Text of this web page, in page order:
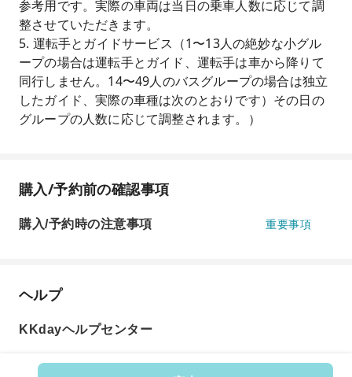
参考用です。実際の車両は当日の乗車人数に応じて調
整させていただきます。
5. 運転手とガイドサービス（1〜13人の絶妙な小グル
ープの場合は運転手とガイド、運転手は車から降りて
同行しません。14〜49人のバスグループの場合は独立
したガイド、実際の車種は次のとおりです）その日の
グループの人数に応じて調整されます。）
購入/予約前の確認事項
購入/予約時の注意事項 重要事項
ヘルプ
KKdayヘルプセンター